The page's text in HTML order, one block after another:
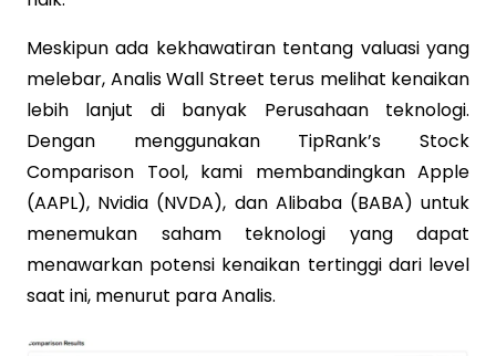
Meskipun ada kekhawatiran tentang valuasi yang
melebar, Analis Wall Street terus melihat kenaikan
lebih lanjut di banyak Perusahaan teknologi.
Dengan menggunakan TipRank’s Stock
Comparison Tool, kami membandingkan Apple
(AAPL), Nvidia (NVDA), dan Alibaba (BABA) untuk
menemukan saham teknologi yang dapat
menawarkan potensi kenaikan tertinggi dari level
saat ini, menurut para Analis.